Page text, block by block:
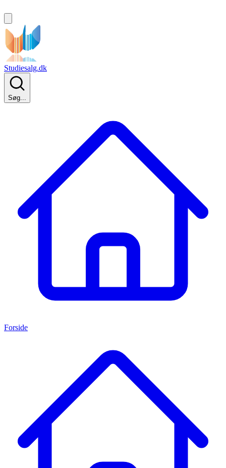
Studiesalg.dk
Søg...
Forside